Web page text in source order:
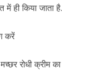
ही किया जाता है.
करें
रोधी क्रीम का